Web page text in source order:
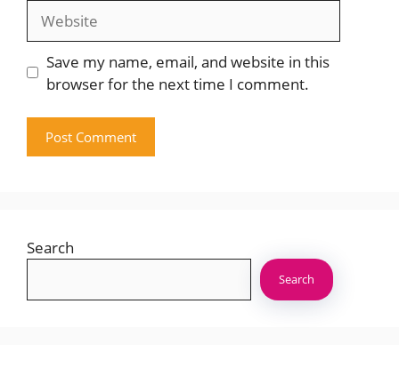
Website
Save my name, email, and website in this
browser for the next time I comment.
Search
Search